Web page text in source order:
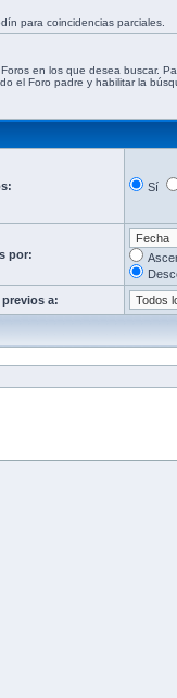
para coincidencias parciales.
en los que desea buscar.
el Foro padre y habilitar la
Sí
por:
a: